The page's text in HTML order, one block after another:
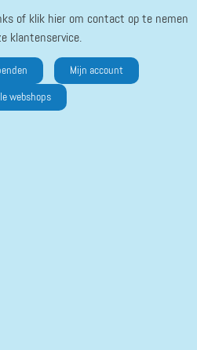
of klik hier om contact op te nemen
klantenservice.
Mijn account
webshops